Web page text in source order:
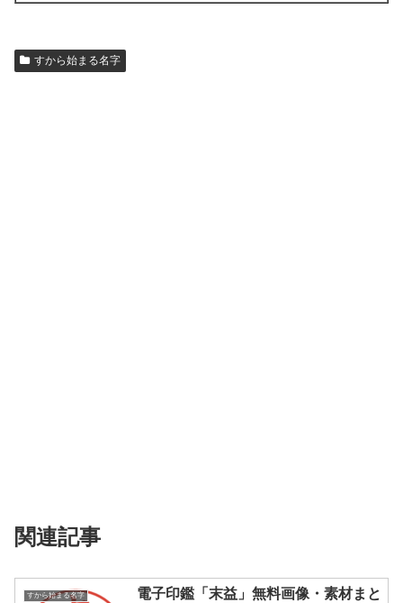
すから始まる名字
関連記事
すから始まる名字
電子印鑑「末益」無料画像・素材まと